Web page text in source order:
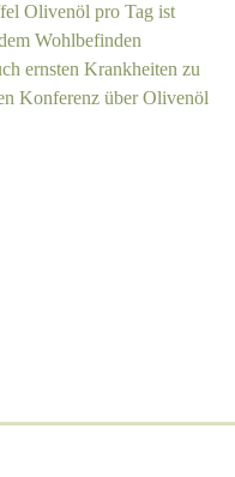
Olivenöl pro Tag ist
Wohlbefinden
ernsten Krankheiten zu
Konferenz über Olivenöl